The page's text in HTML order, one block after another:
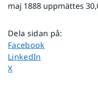
maj 1888 uppmättes
Dela sidan på:
Dela sidan på
Facebook
Dela sidan på
LinkedIn
Dela sidan på
X